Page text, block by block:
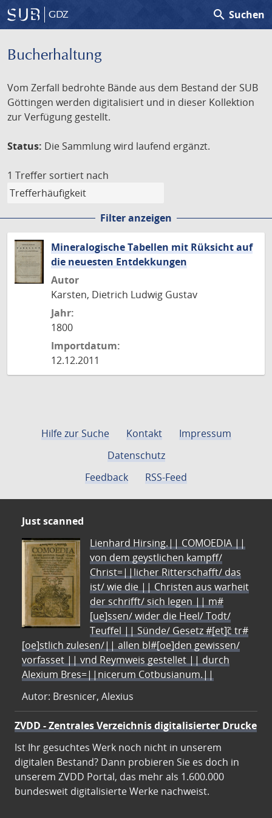
GDZ search Suchen
Bucherhaltung
Vom Zerfall bedrohte Bände aus dem Bestand der SUB
Göttingen werden digitalisiert und in dieser Kollektion
zur Verfügung gestellt.
Status: Die Sammlung wird laufend ergänzt.
1 Treffer sortiert nach
Filter anzeigen
Mineralogische Tabellen mit Rüksicht auf
die neuesten Entdekkungen
Autor
Karsten, Dietrich Ludwig Gustav
Jahr:
1800
Importdatum:
12.12.2011
Hilfe zur Suche Kontakt
Impressum
Datenschutz
Feedback
RSS-Feed
Just scanned
Lienhard Hirsing.|| COMOEDIA ||
von dem geystlichen kampff/
Christ=||licher Ritterschafft/ das
ist/ wie die || Christen aus warheit
der schrifft/ sich legen || m#
[ue]ssen/ wider die Heel/ Todt/
Teuffel || Sünde/ Gesetz #[et]c̃ tr#
[oe]stlich zulesen/|| allen bl#[oe]den gewissen/
vorfasset || vnd Reymweis gestellet || durch
Alexium Bres=||nicerum Cotbusianum.||
Autor: Bresnicer, Alexius
ZVDD - Zentrales Verzeichnis digitalisierter Drucke
Ist Ihr gesuchtes Werk noch nicht in unserem
digitalen Bestand? Dann probieren Sie es doch in
unserem ZVDD Portal, das mehr als 1.600.000
bundesweit digitalisierte Werke nachweist.